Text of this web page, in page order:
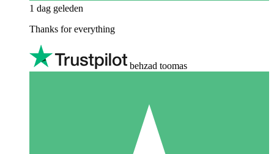
1 dag geleden
Thanks for everything
behzad toomas